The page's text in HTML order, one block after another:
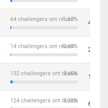
1.67%
64 challengers ont réussi 4
0.43%
14 challengers ont réussi 2
3.45%
132 challengers ont réussi 12
3.32%
124 challengers ont réussi 6